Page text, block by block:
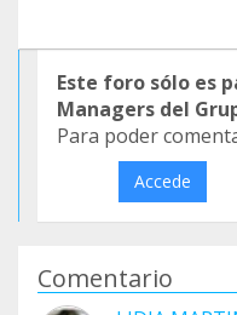
Este foro sólo es
Managers del
Para poder
Accede
Comentario